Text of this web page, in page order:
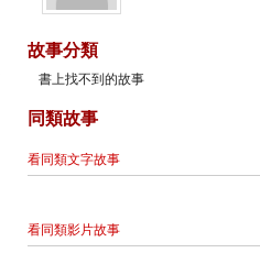
故事分類
書上找不到的故事
同類故事
看同類文字故事
看同類影片故事